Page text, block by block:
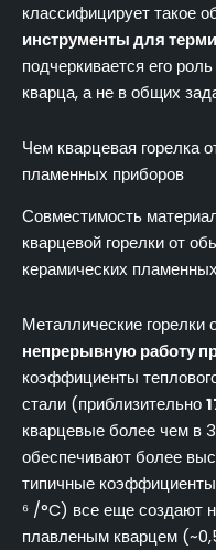
классифицирует такое
инструменты для
подчеркивается его
кварца, а не в общих
Чем кварцевая горелка
пламенных приборов
Совместимость
кварцевой горелки от
керамических
Металлические
непрерывную работу
коэффициенты
стали (приблизительно
кварцевые более чем в
обеспечивают более
типичные
⁶ /°C) все еще создают
плавленым кварцем